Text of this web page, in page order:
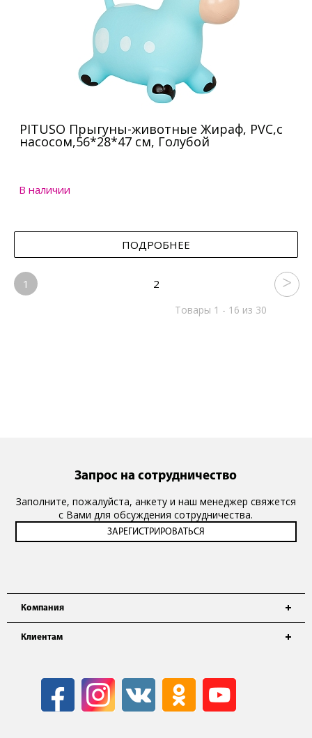
PITUSO Прыгуны-животные Жираф, PVC,с
насосом,56*28*47 см, Голубой
В наличии
ПОДРОБНЕЕ
1 2
Товары 1 - 16 из 30
Компания
Клиентам
Запрос на сотрудничество
Заполните, пожалуйста, анкету и наш менеджер свяжется
с Вами для обсуждения сотрудничества.